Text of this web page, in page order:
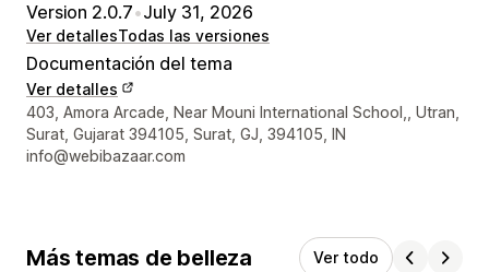
Version 2.0.7•July 31, 2026
Ver detallesTodas las versiones
Documentación del tema
Ver detalles
Detalles de contacto del diseñador
403, Amora Arcade, Near Mouni International School,, Utran,
Surat, Gujarat 394105, Surat, GJ, 394105, IN
info@webibazaar.com
Más temas de belleza Ver todo